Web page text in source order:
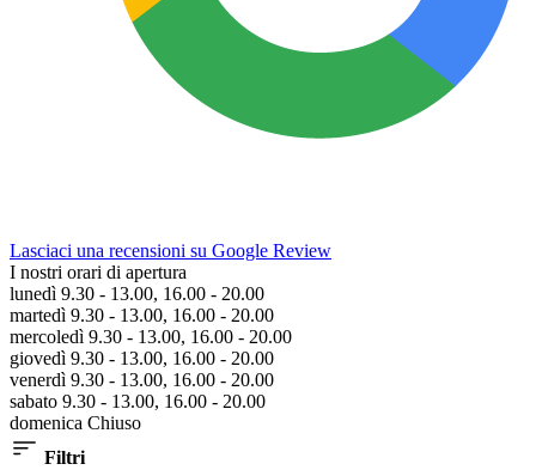
Lasciaci una recensioni su Google Review
I nostri orari di apertura
lunedì 9.30 - 13.00, 16.00 - 20.00
martedì 9.30 - 13.00, 16.00 - 20.00
mercoledì 9.30 - 13.00, 16.00 - 20.00
giovedì 9.30 - 13.00, 16.00 - 20.00
venerdì 9.30 - 13.00, 16.00 - 20.00
sabato 9.30 - 13.00, 16.00 - 20.00
domenica Chiuso
Filtri